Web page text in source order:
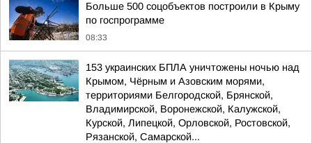
Больше 500 соцобъектов построили в Крыму
по госпрограмме
08:33
153 украинских БПЛА уничтожены ночью над
Крымом, Чёрным и Азовским морями,
территориями Белгородской, Брянской,
Владимирской, Воронежской, Калужской,
Курской, Липецкой, Орловской, Ростовской,
Рязанской, Самарской...